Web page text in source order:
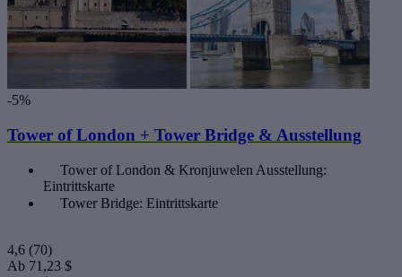
-5%
Tower of London + Tower Bridge & Ausstellung
Tower of London & Kronjuwelen Ausstellung:
Eintrittskarte
Tower Bridge: Eintrittskarte
4,6 (70)
Ab 71,23 $